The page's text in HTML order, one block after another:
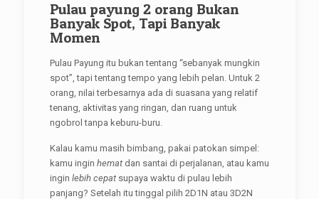
Pulau payung 2 orang Bukan
Banyak Spot, Tapi Banyak
Momen
Pulau Payung itu bukan tentang “sebanyak mungkin
spot”, tapi tentang tempo yang lebih pelan. Untuk 2
orang, nilai terbesarnya ada di suasana yang relatif
tenang, aktivitas yang ringan, dan ruang untuk
ngobrol tanpa keburu-buru.
Kalau kamu masih bimbang, pakai patokan simpel:
kamu ingin hematdan santai di perjalanan, atau kamu
ingin lebih cepatsupaya waktu di pulau lebih
panjang? Setelah itu tinggal pilih 2D1N atau 3D2N